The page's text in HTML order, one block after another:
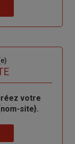
votre
site}.